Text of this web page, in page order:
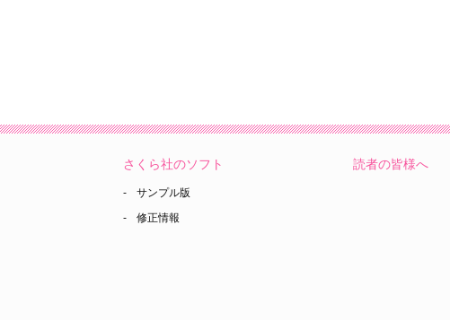
さくら社のソフト
サンプル版
修正情報
読者の皆様へ